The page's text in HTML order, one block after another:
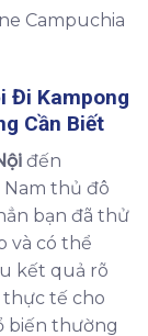
Đi Kampong
Cần Biết
đến
thủ đô
bạn đã thử
và có thể
kết quả rõ
thực tế cho
biến thường